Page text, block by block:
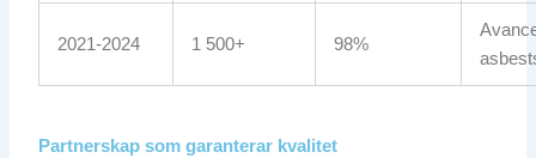
2021-2024 1 500+ 98%
Partnerskap som garanterar kvalitet